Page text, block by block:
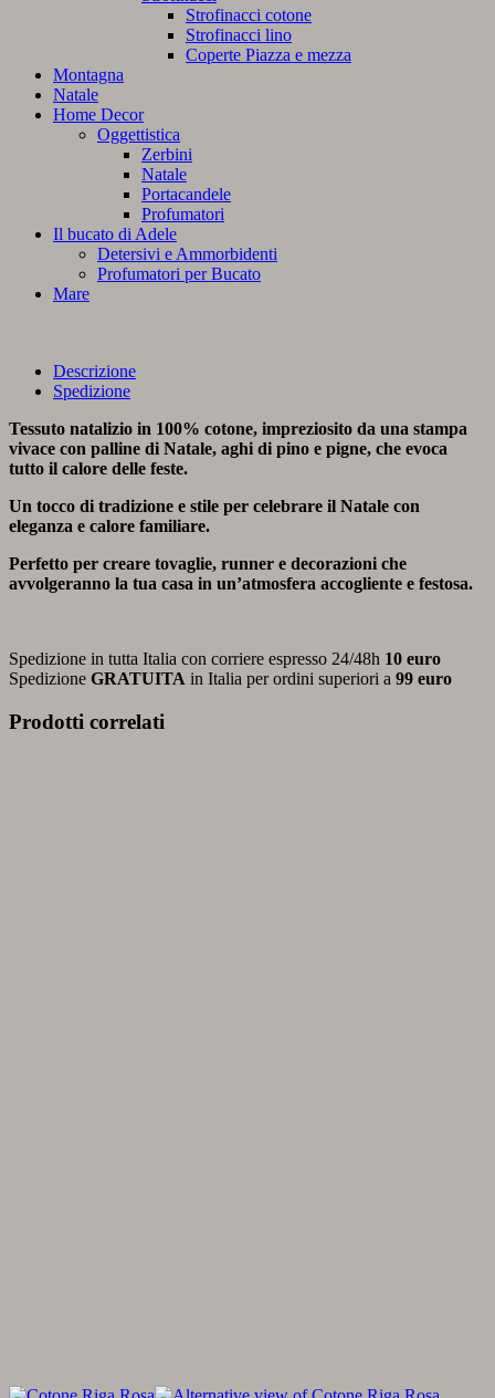
Strofinacci cotone
Strofinacci lino
Coperte Piazza e mezza
Montagna
Natale
Home Decor
Oggettistica
Zerbini
Natale
Portacandele
Profumatori
Il bucato di Adele
Detersivi e Ammorbidenti
Profumatori per Bucato
Mare
Descrizione
Spedizione
Tessuto natalizio in 100% cotone, impreziosito da una stampa
vivace con palline di Natale, aghi di pino e pigne, che evoca
tutto il calore delle feste.
Un tocco di tradizione e stile per celebrare il Natale con
eleganza e calore familiare.
Perfetto per creare tovaglie, runner e decorazioni che
avvolgeranno la tua casa in un’atmosfera accogliente e festosa.
Spedizione in tutta Italia con corriere espresso 24/48h 10 euro
Spedizione GRATUITA in Italia per ordini superiori a 99 euro
Prodotti correlati